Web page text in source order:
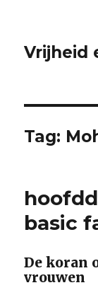
Vrijheid
Tag:
basic
De koran
vrouwen